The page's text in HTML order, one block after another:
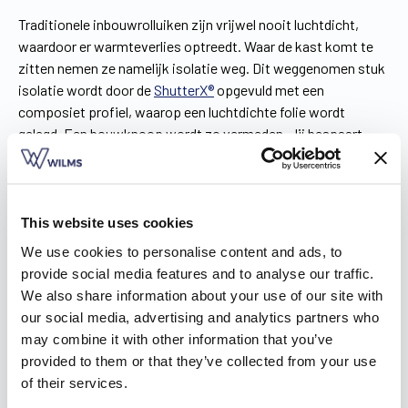
This website uses cookies
We use cookies to personalise content and ads, to
provide social media features and to analyse our traffic.
We also share information about your use of our site with
our social media, advertising and analytics partners who
may combine it with other information that you’ve
provided to them or that they’ve collected from your use
of their services.
Traditionele inbouwrolluiken zijn vrijwel nooit luchtdicht,
waardoor er warmteverlies optreedt. Waar de kast komt te
zitten nemen ze namelijk isolatie weg. Dit weggenomen stuk
isolatie wordt door deShutterX®opgevuld met een
composiet profiel, waarop een luchtdichte folie wordt
gelegd. Een bouwknoop wordt zo vermeden. Jij bespaart
bovendien energie, doordat het systeem
Afwerkingsmogelijkheden van je rolluik in
Opheers
Wilms heeft het productieproces volledig in eigen handen,
van de assemblage tot het transport. Net zoals de rolluiken
worden ook de afwerkingsmogelijkheden op maat gemaakt,
zodat ze volledig aansluiten bij jouw wensen. Dat betreft
onder andere: